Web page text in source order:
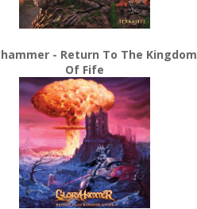
- Return To The Kingdom
Of Fife